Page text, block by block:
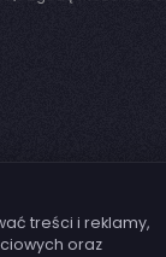
treści i reklamy,
oraz